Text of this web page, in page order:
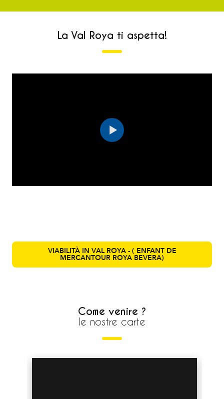
La Val Roya ti aspetta!
VIABILITÀ IN VAL ROYA - ( ENFANT DE
MERCANTOUR ROYA BEVERA)
Come venire ?
le nostre carte